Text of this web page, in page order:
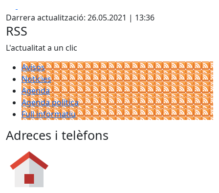
Darrera actualització: 26.05.2021 | 13:36
RSS
L'actualitat a un clic
Avisos
Notícies
Agenda
Agenda política
Full informatiu
Adreces i telèfons